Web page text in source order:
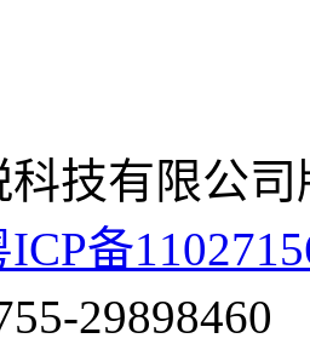
技有限公司
ICP备
29898460